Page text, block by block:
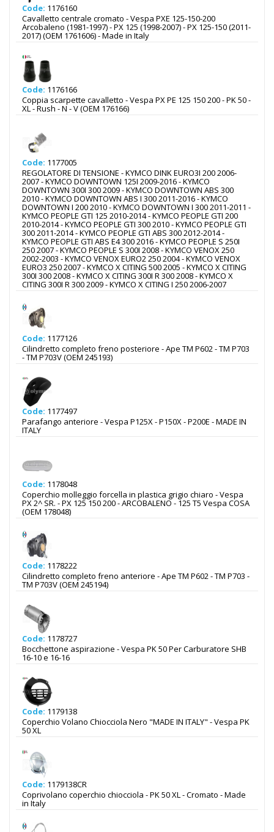
Code: 1176160
Cavalletto centrale cromato - Vespa PXE 125-150-200
Arcobaleno (1981-1997) - PX 125 (1998-2007) - PX 125-150 (2011-
2017) (OEM 1761606) - Made in Italy
Code: 1176166
Coppia scarpette cavalletto - Vespa PX PE 125 150 200 - PK 50 -
XL - Rush - N - V (OEM 176166)
Code: 1177005
REGOLATORE DI TENSIONE - KYMCO DINK EURO3I 200 2006-
2007 - KYMCO DOWNTOWN 125I 2009-2016 - KYMCO
DOWNTOWN 300I 300 2009 - KYMCO DOWNTOWN ABS 300
2010 - KYMCO DOWNTOWN ABS I 300 2011-2016 - KYMCO
DOWNTOWN I 200 2010 - KYMCO DOWNTOWN I 300 2011-2011 -
KYMCO PEOPLE GTI 125 2010-2014 - KYMCO PEOPLE GTI 200
2010-2014 - KYMCO PEOPLE GTI 300 2010 - KYMCO PEOPLE GTI
300 2011-2014 - KYMCO PEOPLE GTI ABS 300 2012-2014 -
KYMCO PEOPLE GTI ABS E4 300 2016 - KYMCO PEOPLE S 250I
250 2007 - KYMCO PEOPLE S 300I 2008 - KYMCO VENOX 250
2002-2003 - KYMCO VENOX EURO2 250 2004 - KYMCO VENOX
EURO3 250 2007 - KYMCO X CITING 500 2005 - KYMCO X CITING
300I 300 2008 - KYMCO X CITING 300I R 300 2008 - KYMCO X
CITING 300I R 300 2009 - KYMCO X CITING I 250 2006-2007
Code: 1177126
Cilindretto completo freno posteriore - Ape TM P602 - TM P703
- TM P703V (OEM 245193)
Code: 1177497
Parafango anteriore - Vespa P125X - P150X - P200E - MADE IN
ITALY
Code: 1178048
Coperchio molleggio forcella in plastica grigio chiaro - Vespa
PX 2^ SR. - PX 125 150 200 - ARCOBALENO - 125 T5 Vespa COSA
(OEM 178048)
Code: 1178222
Cilindretto completo freno anteriore - Ape TM P602 - TM P703 -
TM P703V (OEM 245194)
Code: 1178727
Bocchettone aspirazione - Vespa PK 50 Per Carburatore SHB
16-10 e 16-16
Code: 1179138
Coperchio Volano Chiocciola Nero "MADE IN ITALY" - Vespa PK
50 XL
Code: 1179138CR
Coprivolano coperchio chiocciola - PK 50 XL - Cromato - Made
in Italy